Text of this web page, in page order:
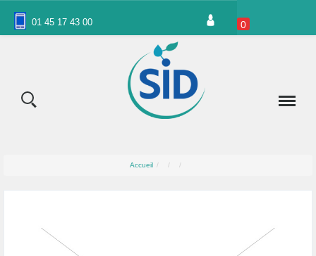
01 45 17 43 00 0
Accueil